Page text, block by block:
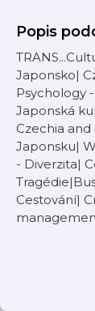
Popis
Japonsko|
Psychology
Japonská
Czechia
Japonsku|
- Diverzita|
Cestování|